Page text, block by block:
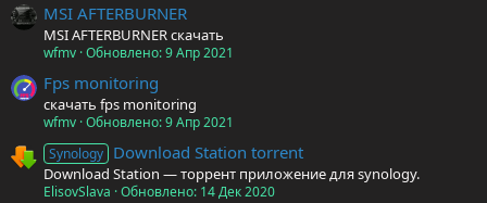
MSI AFTERBURNER
MSI AFTERBURNER скачать
wfmv Обновлено:9 Апр 2021
Fps monitoring
скачать fps monitoring
wfmv Обновлено:9 Апр 2021
Synology Download Station torrent
Download Station — торрент приложение для synology.
ElisovSlava Обновлено: 14 Дек 2020